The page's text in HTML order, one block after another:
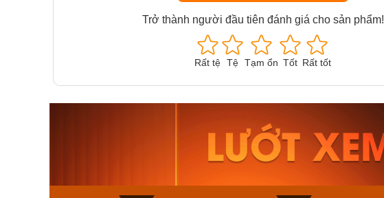
Trở thành người đầu tiên đánh giá cho sản phẩm!
Rất tệ Tệ Tạm ổn Tốt Rất tốt
Casio Nam MTS-
115D-1AVDF
2.823.000₫
2.399.550₫
Mua ngay